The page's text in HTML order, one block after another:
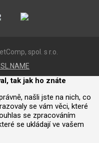
spol. s r.o.
tak jak ho znáte
našli jste na nich, co
se vám věci, které
se zpracováním
se ukládají ve vašem